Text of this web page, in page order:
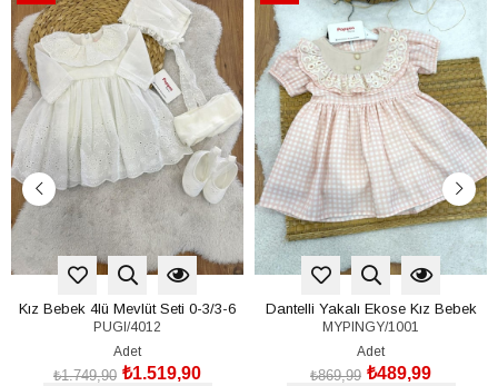
%13İndirim
Ürünü
Kız Bebek 4lü Mevlüt Seti 0-3/3-6
Ay
PUGI/4012
Adet
₺1.519,90
₺1.749,90
%44İndirim
Ürünü
Dantelli Yakalı Ekose Kız Bebek
Elbise (6-9/9-12/12-18/18-24 Ay)
MYPINGY/1001
Adet
₺489,99
₺869,99